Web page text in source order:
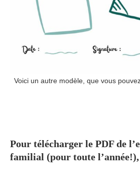
Voici un autre modèle, que vous
Pour télécharger le PDF de
familial (pour toute l’année!),